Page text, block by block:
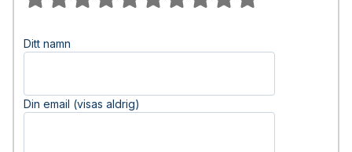
Ditt namn
Din email (visas aldrig)